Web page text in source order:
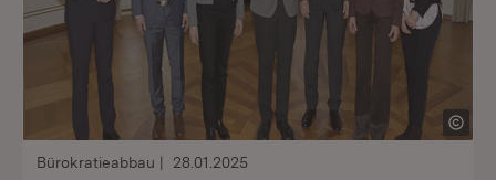
Bürokratieabbau 28.01.2025